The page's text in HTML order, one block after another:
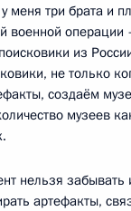
меня три брата и
военной
из
не только
создаём
музеев
нельзя забывать
артефакты,